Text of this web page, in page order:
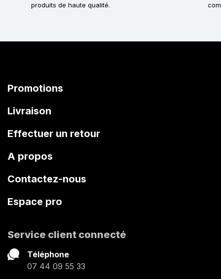
produits de haute qualité.
Promotions
Livraison
Effectuer un retour
A propos
Contactez-nous
Espace pro
Service client connecté
Téléphone
07 44 09 55 33